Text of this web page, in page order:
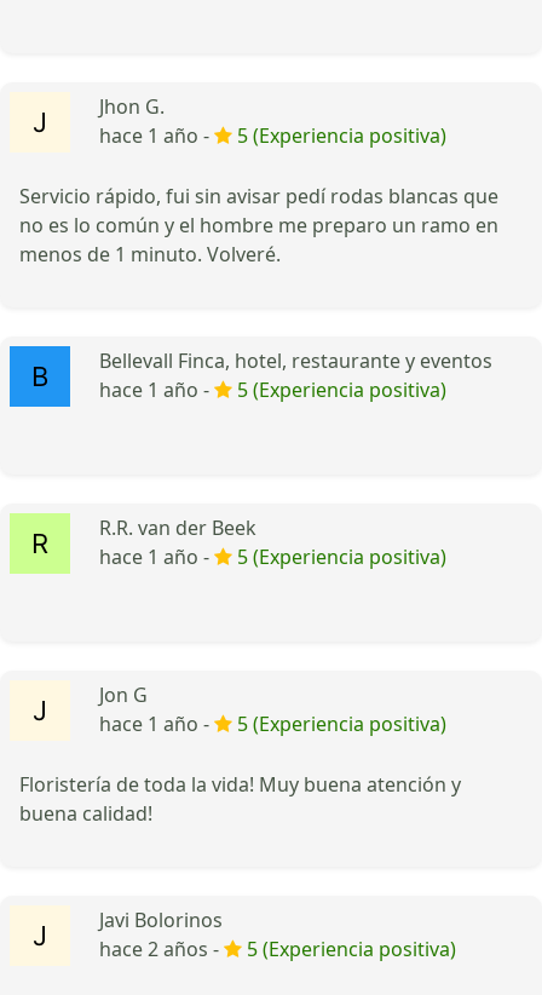
Jhon G.
hace 1 año -
5 (Experiencia positiva)
Servicio rápido, fui sin avisar pedí rodas blancas que
no es lo común y el hombre me preparo un ramo en
menos de 1 minuto. Volveré.
Bellevall Finca, hotel, restaurante y eventos
hace 1 año -
5 (Experiencia positiva)
R.R. van der Beek
hace 1 año -
5 (Experiencia positiva)
Jon G
hace 1 año -
5 (Experiencia positiva)
Floristería de toda la vida! Muy buena atención y
buena calidad!
Javi Bolorinos
hace 2 años -
5 (Experiencia positiva)